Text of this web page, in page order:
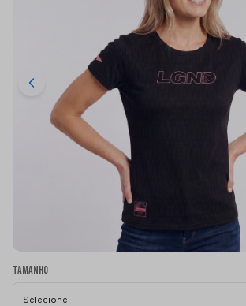
Tamanho
Selecione